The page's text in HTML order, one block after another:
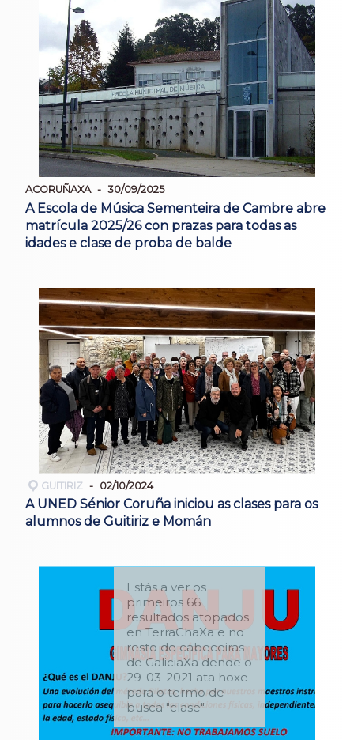
ACORUÑAXA 30/09/2025
A Escola de Música Sementeira de Cambre abre
matrícula 2025/26 con prazas para todas as
idades e clase de proba de balde
GUITIRIZ 02/10/2024
A UNED Sénior Coruña iniciou as clases para os
alumnos de Guitiriz e Momán
Estás a ver os
primeiros 66
resultados atopados
en TerraChaXa e no
resto de cabeceiras
de GaliciaXa dende o
29-03-2021 ata hoxe
para o termo de
busca "clase"